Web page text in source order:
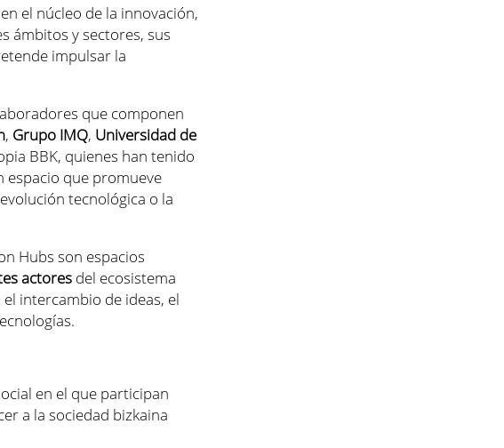
el núcleo de la innovación,
ámbitos y sectores, sus
impulsar la
que componen
, Grupo IMQ, Universidad de
BBK, quienes han tenido
espacio que promueve
tecnológica o la
Hubs son espacios
actores del ecosistema
intercambio de ideas, el
en el que participan
a la sociedad bizkaina